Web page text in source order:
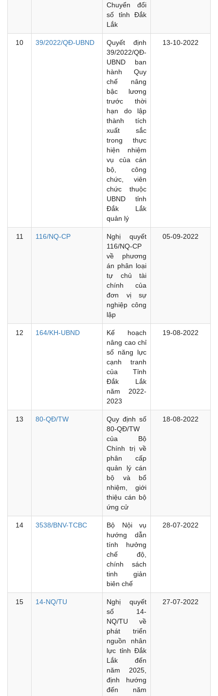
Chuyển đổi
số tỉnh Đắk
Lắk
10 39/2022/QĐ-UBND
Quyết định
39/2022/QĐ-
UBND ban
hành Quy
chế nâng
bậc lương
trước thời
hạn do lập
thành tích
xuất sắc
trong thực
hiện nhiệm
vụ của cán
bộ, công
chức, viên
chức thuộc
UBND tỉnh
Đắk Lắk
quản lý
13-10-2022
11 116/NQ-CP
Nghị quyết
116/NQ-CP
về phương
án phân loại
tự chủ tài
chính của
đơn vị sự
nghiệp công
lập
05-09-2022
12 164/KH-UBND
Kế hoạch
nâng cao chỉ
số năng lực
cạnh tranh
của Tỉnh
Đắk Lắk
năm 2022-
2023
19-08-2022
13 80-QĐ/TW
Quy định số
80-QĐ/TW
của Bộ
Chính trị về
phân cấp
quản lý cán
bộ và bổ
nhiệm, giới
thiệu cán bộ
ứng cử
18-08-2022
14 3538/BNV-TCBC
Bộ Nội vụ
hướng dẫn
tính hưởng
chế độ,
chính sách
tinh giản
biên chế
28-07-2022
15 14-NQ/TU
Nghị quyết
số 14-
NQ/TU về
phát triển
nguồn nhân
lực tỉnh Đắk
Lắk đến
năm 2025,
định hướng
đến năm
27-07-2022